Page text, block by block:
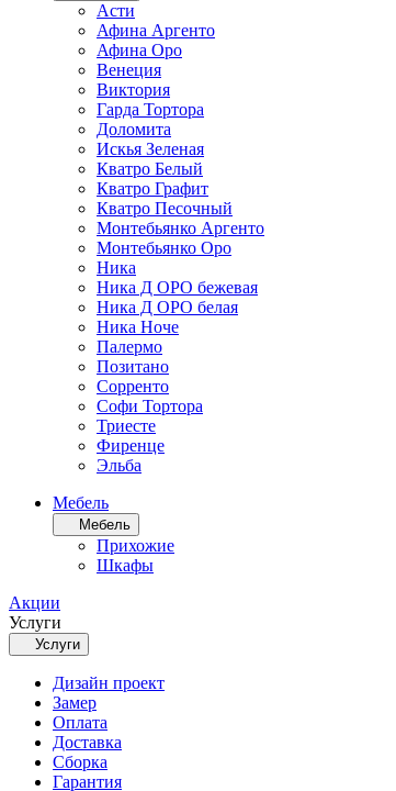
Асти
Афина Аргенто
Афина Оро
Венеция
Виктория
Гарда Тортора
Доломита
Искья Зеленая
Кватро Белый
Кватро Графит
Кватро Песочный
Монтебьянко Аргенто
Монтебьянко Оро
Ника
Ника Д ОРО бежевая
Ника Д ОРО белая
Ника Ноче
Палермо
Позитано
Сорренто
Софи Тортора
Триесте
Фиренце
Эльба
Мебель
Мебель
Прихожие
Шкафы
Акции
Услуги
Услуги
Дизайн проект
Замер
Оплата
Доставка
Сборка
Гарантия